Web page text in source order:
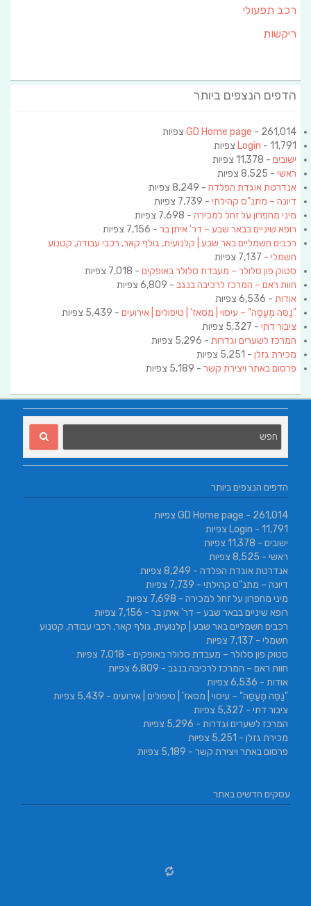
רכב תפעולי
ריקשות
הדפים הנצפים ביותר
GD Home page - 261,014 צפיות
Login - 11,791 צפיות
ישובים - 11,378 צפיות
ראשי - 8,525 צפיות
אנדרטת אוגדת הפלדה - 8,249 צפיות
דיונה – מתנ"ס קהילתי - 7,739 צפיות
מיני מחפרון על זחל למכירה - 7,698 צפיות
רופא שיניים בבאר שבע – דר' איתן בר - 7,156 צפיות
רכבים חשמליים באר שבע | קלנועית, גולף קאר, רכבי עבודה, קטנוע
חשמלי - 7,137 צפיות
סטוק פון סלולר – מעבדת סלולר באופקים - 7,018 צפיות
חוות ראם – המרכז לרכיבה בנגב - 6,809 צפיות
אודות - 6,536 צפיות
"נַסֵּה מְעַסֶּה" – עיסוי | מסאז' | טיפולים | אירועים - 5,439 צפיות
ציבור דתי - 5,327 צפיות
המרכז לשערים וגדרות - 5,296 צפיות
מכירת גזלן - 5,251 צפיות
פרסום באתר ויצירת קשר - 5,189 צפיות
הדפים הנצפים ביותר
GD Home page - 261,014 צפיות
Login - 11,791 צפיות
ישובים - 11,378 צפיות
ראשי - 8,525 צפיות
אנדרטת אוגדת הפלדה - 8,249 צפיות
דיונה – מתנ"ס קהילתי - 7,739 צפיות
מיני מחפרון על זחל למכירה - 7,698 צפיות
רופא שיניים בבאר שבע – דר' איתן בר - 7,156 צפיות
רכבים חשמליים באר שבע | קלנועית, גולף קאר, רכבי עבודה, קטנוע
חשמלי - 7,137 צפיות
סטוק פון סלולר – מעבדת סלולר באופקים - 7,018 צפיות
חוות ראם – המרכז לרכיבה בנגב - 6,809 צפיות
אודות - 6,536 צפיות
"נַסֵּה מְעַסֶּה" – עיסוי | מסאז' | טיפולים | אירועים - 5,439 צפיות
ציבור דתי - 5,327 צפיות
המרכז לשערים וגדרות - 5,296 צפיות
מכירת גזלן - 5,251 צפיות
פרסום באתר ויצירת קשר - 5,189 צפיות
עסקים חדשים באתר